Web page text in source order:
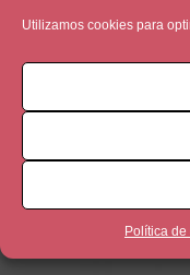
Utilizamos cookies para
Política